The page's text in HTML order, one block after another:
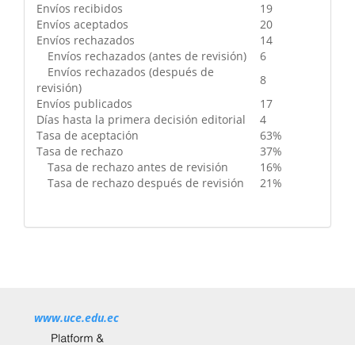
Envíos recibidos
19
Envíos aceptados
20
Envíos rechazados
14
Envíos rechazados (antes de revisión)
6
Envíos rechazados (después de
revisión)
8
Envíos publicados
17
Días hasta la primera decisión editorial
4
Tasa de aceptación
63%
Tasa de rechazo
37%
Tasa de rechazo antes de revisión
16%
Tasa de rechazo después de revisión
21%
www.uce.edu.ec